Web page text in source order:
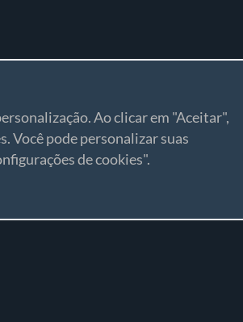
Ao clicar em "Aceitar",
Você pode personalizar suas
de cookies".